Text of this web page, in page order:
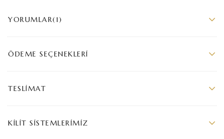
YORUMLAR(1)
ÖDEME SEÇENEKLERI
TESLIMAT
KILIT SISTEMLERIMIZ